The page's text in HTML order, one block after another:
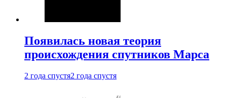
Появилась новая теория
происхождения спутников Марса
2 года спустя2 года спустя